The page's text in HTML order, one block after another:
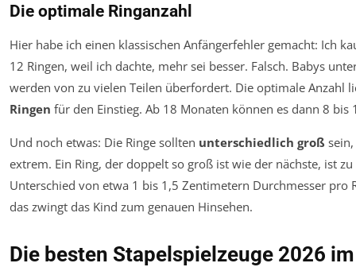
Die optimale Ringanzahl
Hier habe ich einen klassischen Anfängerfehler gemacht: Ich
12 Ringen, weil ich dachte, mehr sei besser. Falsch. Babys
werden von zu vielen Teilen überfordert. Die optimale Anzahl
Ringen für den Einstieg. Ab 18 Monaten können es dann 8 bis
Und noch etwas: Die Ringe sollten unterschiedlich groß
extrem. Ein Ring, der doppelt so groß ist wie der nächste, ist zu
Unterschied von etwa 1 bis 1,5 Zentimetern Durchmesser pro
das zwingt das Kind zum genauen Hinsehen.
Die besten Stapelspielzeuge 2026 im